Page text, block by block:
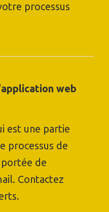
processus
web
est une partie
processus de
de
Contactez